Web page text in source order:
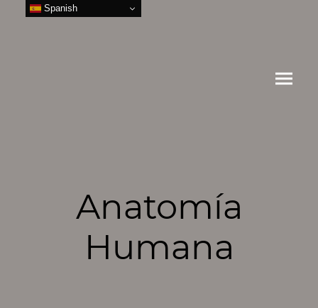
Anatomía
Humana
Spanish